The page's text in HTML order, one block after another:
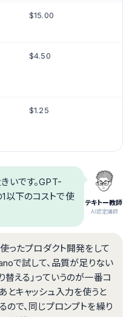
$15.00
$4.50
$1.25
テキトー教師
.AI認定講師
いです。GPT-
以下のコストで使
ったプロダクト開発をして
で試して、品質が足りない
える」っていうのが一番コ
とキャッシュ入力を使うと
ので、同じプロンプトを繰り